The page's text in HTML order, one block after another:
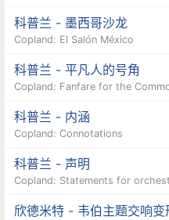
科普兰 - 墨西哥沙龙
Copland: El Salón México
科普兰 - 平凡人的号角
Copland: Fanfare for the
科普兰 - 内涵
Copland: Connotations
科普兰 - 声明
Copland: Statements for
欣德米特 - 韦伯主题交响变